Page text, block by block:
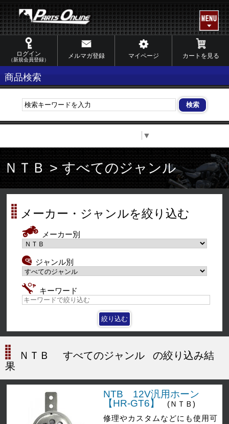
ログイン
（新規会員登録）
メルマガ登録 マイページ カートを見る
商品検索
▼
ＮＴＢ > すべてのジャンル
メーカー・ジャンルを絞り込む
メーカー別
ジャンル別
キーワード
ＮＴＢ すべてのジャンル
の絞り込み結
果
NTB 12V汎用ホーン
【HR-GT6】
(ＮＴＢ)
修理やカスタムなどにも使用可